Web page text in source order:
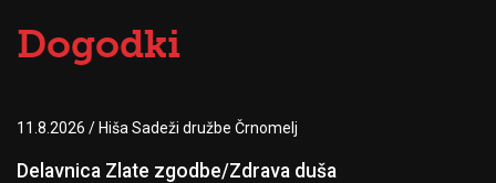
Dogodki
11.8.2026 / Hiša Sadeži družbe Črnomelj
Delavnica Zlate zgodbe/Zdrava duša